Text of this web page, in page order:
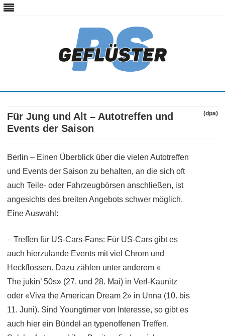
Skip
content
Für Jung und Alt – Autotreffen und
Events der Saison
(dpa)
Berlin – Einen Überblick über die vielen Autotreffen
und Events der Saison zu behalten, an die sich oft
auch Teile- oder Fahrzeugbörsen anschließen, ist
angesichts des breiten Angebots schwer möglich.
Eine Auswahl:
– Treffen für US-Cars-Fans: Für US-Cars gibt es
auch hierzulande Events mit viel Chrom und
Heckflossen. Dazu zählen unter anderem «
The jukin’ 50s» (27. und 28. Mai) in Verl-Kaunitz
oder «Viva the American Dream 2» in Unna (10. bis
11. Juni). Sind Youngtimer von Interesse, so gibt es
auch hier ein Bündel an typenoffenen Treffen.